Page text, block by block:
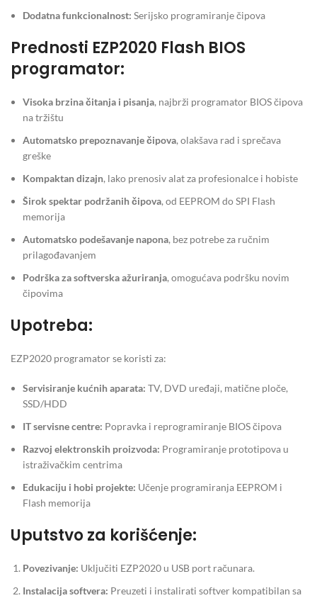
Dodatna funkcionalnost: Serijsko programiranje čipova
Prednosti EZP2020 Flash BIOS
programator:
Visoka brzina čitanja i pisanja, najbrži programator BIOS čipova
na tržištu
Automatsko prepoznavanje čipova, olakšava rad i sprečava
greške
Kompaktan dizajn, lako prenosiv alat za profesionalce i hobiste
Širok spektar podržanih čipova, od EEPROM do SPI Flash
memorija
Automatsko podešavanje napona, bez potrebe za ručnim
prilagođavanjem
Podrška za softverska ažuriranja, omogućava podršku novim
čipovima
Upotreba:
EZP2020 programator se koristi za:
Servisiranje kućnih aparata: TV, DVD uređaji, matične ploče,
SSD/HDD
IT servisne centre: Popravka i reprogramiranje BIOS čipova
Razvoj elektronskih proizvoda: Programiranje prototipova u
istraživačkim centrima
Edukaciju i hobi projekte: Učenje programiranja EEPROM i
Flash memorija
Uputstvo za korišćenje:
Povezivanje: Uključiti EZP2020 u USB port računara.
Instalacija softvera: Preuzeti i instalirati softver kompatibilan sa